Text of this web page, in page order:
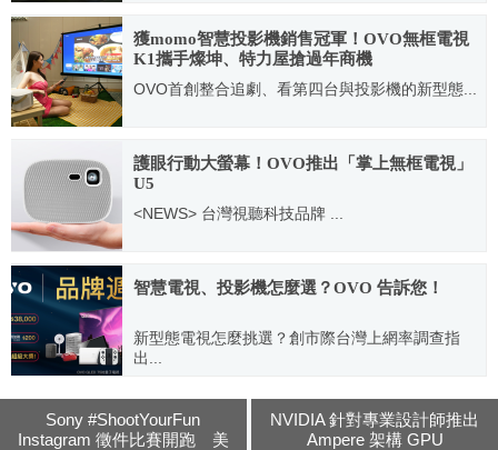
2021.09.14
獲momo智慧投影機銷售冠軍！OVO無框電視
K1攜手燦坤、特力屋搶過年商機
OVO首創整合追劇、看第四台與投影機的新型態...
護眼行動大螢幕！OVO推出「掌上無框電視」
U5
<NEWS> 台灣視聽科技品牌 ...
2021.03.25
智慧電視、投影機怎麼選？OVO 告訴您！
新型態電視怎麼挑選？創市際台灣上網率調查指
出...
Sony #ShootYourFun
Instagram 徵件比賽開跑 美
NVIDIA 針對專業設計師推出
Ampere 架構 GPU